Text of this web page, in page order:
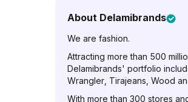
About Delamibrands
We are fashion.
Attracting more than 500
Delamibrands'​ portfolio
Wrangler, Tirajeans, Wood
With more than 300 stores